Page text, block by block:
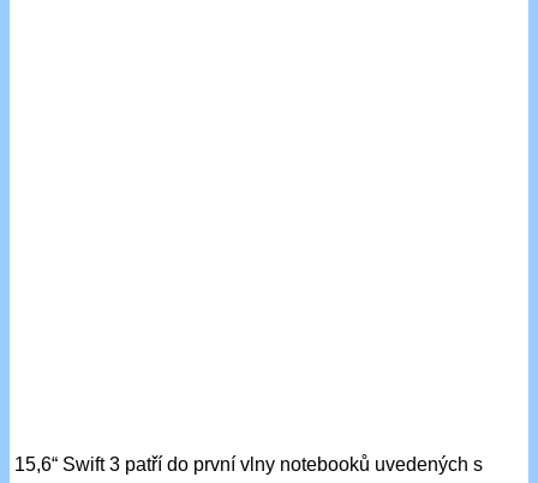
15,6“ Swift 3 patří do první vlny notebooků uvedených s